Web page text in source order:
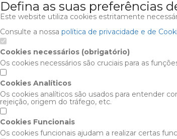
Defina as suas preferências
Este website utiliza cookies estritamente
Consulte a nossa política de privacidade e de
Cookies necessários (obrigatório)
Os cookies necessários são cruciais para as
Cookies Analíticos
Os cookies analíticos são usados para entender
rejeição, origem do tráfego, etc.
Cookies Funcionais
Os cookies funcionais ajudam a realizar certas